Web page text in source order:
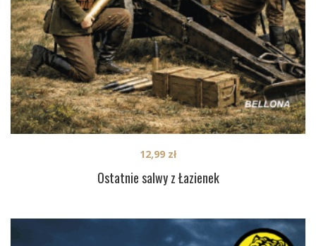
Ostatnie salwy z Łazienek
12,99 zł